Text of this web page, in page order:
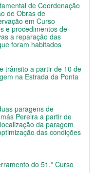
de Coordenação
de Obras de
em Curso
e procedimentos de
a reparação das
foram habitados
trânsito a partir de 10 de
na Estrada da Ponta
paragens de
Pereira a partir de
da paragem
das condições
do 51.º Curso